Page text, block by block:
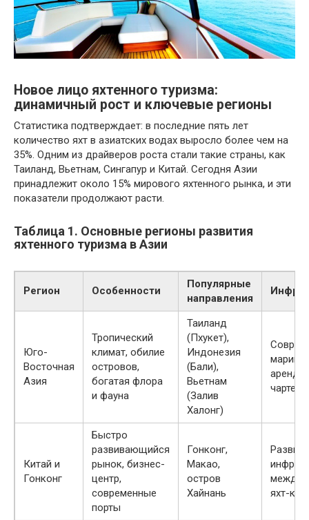
Новое лицо яхтенного туризма:
динамичный рост и ключевые регионы
Статистика подтверждает: в последние пять лет
количество яхт в азиатских водах выросло более чем на
35%. Одним из драйверов роста стали такие страны, как
Таиланд, Вьетнам, Сингапур и Китай. Сегодня Азии
принадлежит около 15% мирового яхтенного рынка, и эти
показатели продолжают расти.
Таблица 1. Основные регионы развития
яхтенного туризма в Азии
Регион Особенности
Популярные
направления
Юго-
Восточная
Азия
Тропический
климат, обилие
островов,
богатая флора
и фауна
Таиланд
(Пхукет),
Индонезия
(Бали),
Вьетнам
(Залив
Халонг)
аренды
чартеры
Китай и
Гонконг
Быстро
развивающийся
рынок, бизнес-
центр,
современные
порты
Гонконг,
Макао,
остров
Хайнань
яхт-